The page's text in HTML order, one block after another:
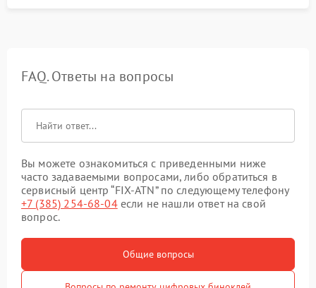
FAQ. Ответы на вопросы
Вы можете ознакомиться с приведенными ниже
часто задаваемыми вопросами, либо обратиться в
сервисный центр “FIX-ATN” по следующему телефону
+7 (385) 254-68-04если не нашли ответ на свой
вопрос.
Общие вопросы